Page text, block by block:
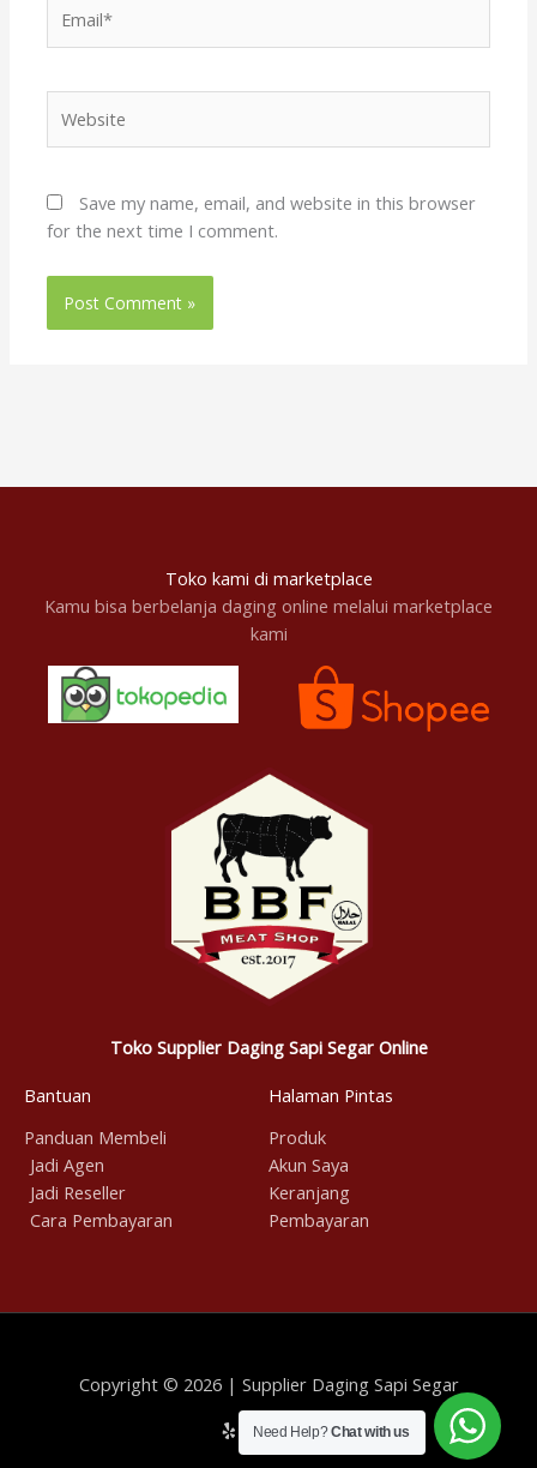
Save my name, email, and website in this browser
for the next time I comment.
Toko kami di marketplace
Kamu bisa berbelanja daging online melalui marketplace
kami
Toko Supplier Daging Sapi Segar Online
Bantuan
Panduan Membeli
Jadi Agen
Jadi Reseller
Cara Pembayaran
Halaman Pintas
Produk
Akun Saya
Keranjang
Pembayaran
Copyright © 2026 | Supplier Daging Sapi Segar
Need Help?Chat with us